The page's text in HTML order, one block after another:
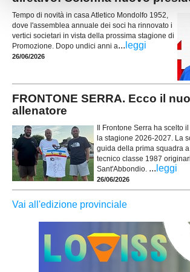
Tempo di novità in casa Atletico Mondolfo 1952,
dove l'assemblea annuale dei soci ha rinnovato i
vertici societari in vista della prossima stagione di
Promozione. Dopo undici anni a... leggi
26/06/2026
FRONTONE SERRA. Ecco il
allenatore
Il Frontone Serra ha scelto
la stagione 2026-2027. La
guida della prima squadra
tecnico classe 1987
Sant'Abbondio. ... leggi
26/06/2026
Vai all'edizione provinciale